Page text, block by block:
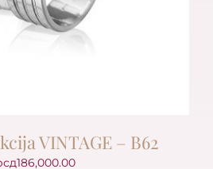
VINTAGE – B62
186,000.00